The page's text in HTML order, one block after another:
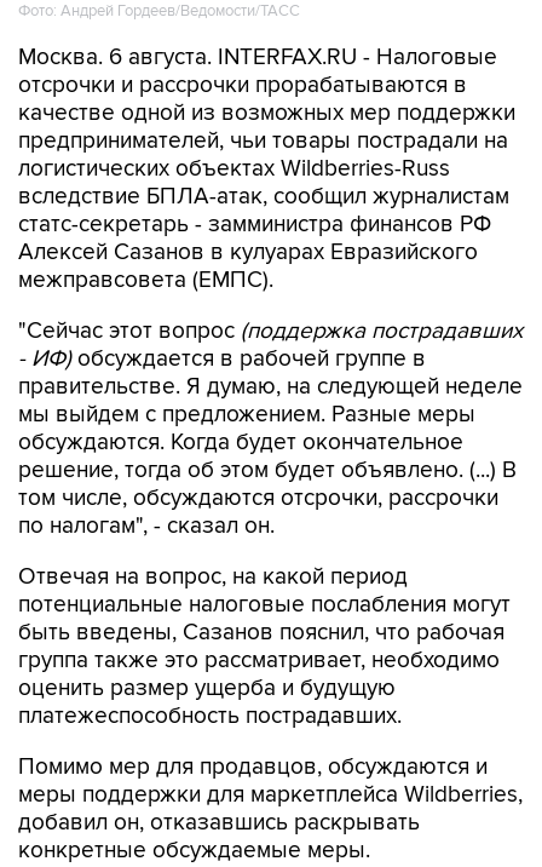
Фото: Андрей Гордеев/Ведомости/ТАСС
Москва. 6 августа. INTERFAX.RU - Налоговые
отсрочки и рассрочки прорабатываются в
качестве одной из возможных мер поддержки
предпринимателей, чьи товары пострадали на
логистических объектах Wildberries-Russ
вследствие БПЛА-атак, сообщил журналистам
статс-секретарь - замминистра финансов РФ
Алексей Сазанов в кулуарах Евразийского
межправсовета (ЕМПС).
"Сейчас этот вопрос (поддержка пострадавших
- ИФ)обсуждается в рабочей группе в
правительстве. Я думаю, на следующей неделе
мы выйдем с предложением. Разные меры
обсуждаются. Когда будет окончательное
решение, тогда об этом будет объявлено. (...) В
том числе, обсуждаются отсрочки, рассрочки
по налогам", - сказал он.
Отвечая на вопрос, на какой период
потенциальные налоговые послабления могут
быть введены, Сазанов пояснил, что рабочая
группа также это рассматривает, необходимо
оценить размер ущерба и будущую
платежеспособность пострадавших.
Помимо мер для продавцов, обсуждаются и
меры поддержки для маркетплейса Wildberries,
добавил он, отказавшись раскрывать
конкретные обсуждаемые меры.